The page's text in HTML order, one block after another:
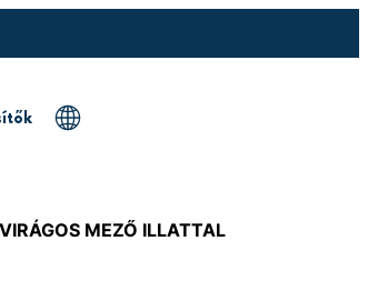
MEZŐ ILLATTAL